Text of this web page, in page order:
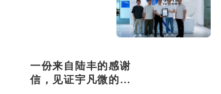
一份来自陆丰的感谢
信，见证宇凡微的社